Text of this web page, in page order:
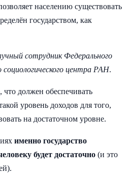
населению существовать
государством, как
сотрудник Федерального
социологического центра РАН.
должен обеспечивать
уровень доходов для того,
на достаточном уровне.
именно государство
будет достаточно (и это